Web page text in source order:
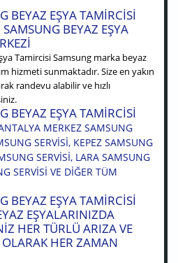
BEYAZ EŞYA TAMIRCISI
BEYAZ EŞYA
Tamircisi Samsung marka beyaz
hizmeti sunmaktadır. Size en yakın
randevu alabilir ve hızlı
BEYAZ EŞYA TAMIRCISI
MERKEZ SAMSUNG
SERVISI, KEPEZ SAMSUNG
SERVISI, LARA SAMSUNG
SERVISI VE DIĞER TÜM
BEYAZ EŞYA TAMIRCISI
EŞYALARINIZDA
HER TÜRLÜ ARIZA VE
HER ZAMAN